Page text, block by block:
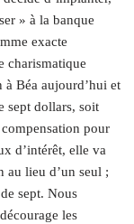
» à la banque
exacte
charismatique
à Béa aujourd’hui et
sept dollars, soit
pour
d’intérêt, elle va
au lieu d’un seul ;
sept. Nous
les